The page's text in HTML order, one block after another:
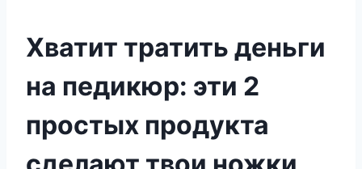
Хватит тратить деньги
на педикюр: эти 2
простых продукта